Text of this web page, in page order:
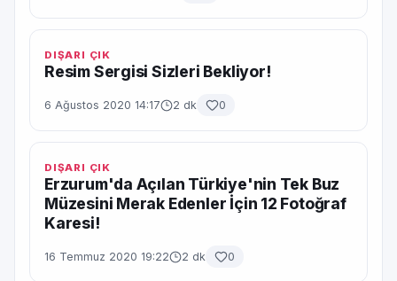
DIŞARI ÇIK
Resim Sergisi Sizleri Bekliyor!
6 Ağustos 2020 14:17 2 dk 0
DIŞARI ÇIK
Erzurum'da Açılan Türkiye'nin Tek Buz
Müzesini Merak Edenler İçin 12 Fotoğraf
Karesi!
16 Temmuz 2020 19:22 2 dk 0